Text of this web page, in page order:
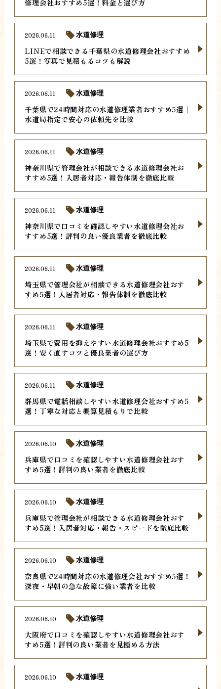
修理会社おすすめ5選！料金と選び方
LINEで相談できる千葉県の水道修理会社おすすめ
5選！写真で見積もるコツも解説
2026.06.11 水道修理
千葉県で24時間対応の水道修理業者おすすめ5選｜
水道局指定で安心の依頼先を比較
2026.06.11 水道修理
神奈川県で管理会社が相談できる水道修理会社お
すすめ5選！入居者対応・報告体制を徹底比較
2026.06.11 水道修理
神奈川県で口コミを確認しやすい水道修理会社お
すすめ5選！評判の良い優良業者を徹底比較
2026.06.11 水道修理
埼玉県で管理会社が相談できる水道修理会社おす
すめ5選！入居者対応・報告体制を徹底比較
2026.06.11 水道修理
埼玉県で費用を抑えやすい水道修理会社おすすめ5
選！安く直すコツと優良業者の選び方
2026.06.11 水道修理
群馬県で電話相談しやすい水道修理会社おすすめ5
選！丁寧な対応と概算見積もりで比較
2026.06.11 水道修理
兵庫県で口コミを確認しやすい水道修理会社おす
すめ5選！評判の良い業者を徹底比較
2026.06.10 水道修理
兵庫県で管理会社が相談できる水道修理会社おす
すめ5選！入居者対応・報告・スピードを徹底比較
2026.06.10 水道修理
奈良県で24時間対応の水道修理会社おすすめ5選！
深夜・早朝の急な故障に強い業者を比較
2026.06.10 水道修理
大阪府で口コミを確認しやすい水道修理会社おす
すめ5選！評判の良い業者を見極める方法
2026.06.10 水道修理
2026.06.10 水道修理